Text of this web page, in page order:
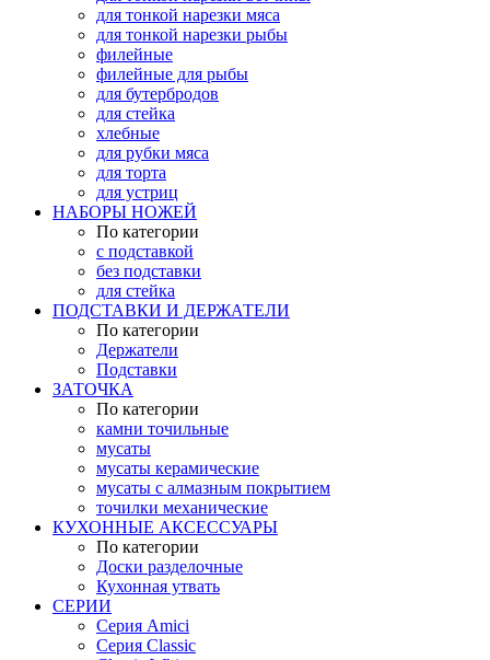
для тонкой нарезки мяса
для тонкой нарезки рыбы
филейные
филейные для рыбы
для бутербродов
для стейка
хлебные
для рубки мяса
для торта
для устриц
НАБОРЫ НОЖЕЙ
По категории
с подставкой
без подставки
для стейка
ПОДСТАВКИ И ДЕРЖАТЕЛИ
По категории
Держатели
Подставки
ЗАТОЧКА
По категории
камни точильные
мусаты
мусаты керамические
мусаты с алмазным покрытием
точилки механические
КУХОННЫЕ АКСЕССУАРЫ
По категории
Доски разделочные
Кухонная утвать
СЕРИИ
Серия Amici
Серия Classic